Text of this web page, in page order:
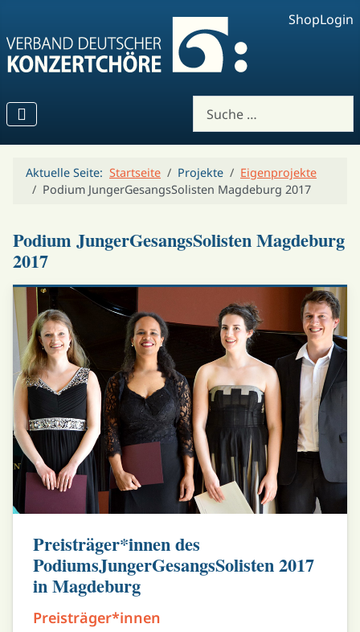
ShopLogin
Aktuelle Seite: Startseite Projekte
Eigenprojekte
Podium JungerGesangsSolisten Magdeburg 2017
Podium JungerGesangsSolisten Magdeburg
2017
Preisträger*innen des
PodiumsJungerGesangsSolisten 2017
in Magdeburg
Preisträger*innen